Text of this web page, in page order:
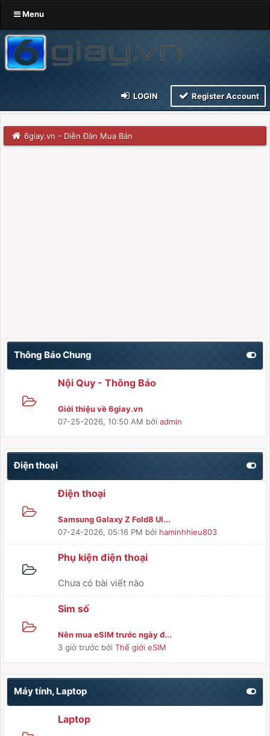
Menu
LOGIN Register Account
6giay.vn - Diễn Đàn Mua Bán
Thông Báo Chung
Nội Quy - Thông Báo
Giới thiệu về 6giay.vn
07-25-2026, 10:50 AM bởi admin
Điện thoại
Điện thoại
Samsung Galaxy Z Fold8 Ul...
07-24-2026, 05:16 PM bởi haminhhieu803
Phụ kiện điện thoại
Chưa có bài viết nào
Sim số
Nên mua eSIM trước ngày đ...
3 giờ trước bởi Thế giới eSIM
Máy tính, Laptop
Laptop